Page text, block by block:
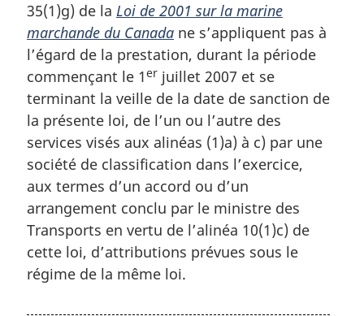
35(1)g) de la Loi de 2001 sur la marine
marchande du Canada ne s’appliquent pas à
l’égard de la prestation, durant la période
commençant le 1er juillet 2007 et se
terminant la veille de la date de sanction de
la présente loi, de l’un ou l’autre des
services visés aux alinéas (1)a) à c) par une
société de classification dans l’exercice,
aux termes d’un accord ou d’un
arrangement conclu par le ministre des
Transports en vertu de l’alinéa 10(1)c) de
cette loi, d’attributions prévues sous le
régime de la même loi.